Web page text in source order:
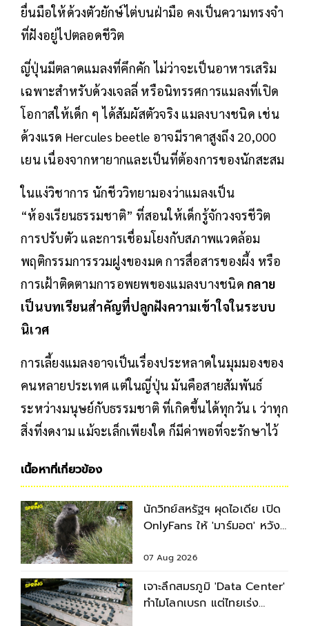
ยื่นมือให้ด้วงตัวยักษ์ไต่บนฝ่ามือ คงเป็นความทรงจำ
ที่ฝังอยู่ไปตลอดชีวิต
ญี่ปุ่นมีตลาดแมลงที่คึกคัก ไม่ว่าจะเป็นอาหารเสริม
เฉพาะสำหรับด้วงเจลลี่ หรือนิทรรศการแมลงที่เปิด
โอกาสให้เด็ก ๆ ได้สัมผัสตัวจริง แมลงบางชนิด เช่น
ด้วงแรด Hercules beetle อาจมีราคาสูงถึง 20,000
เยน เนื่องจากหายากและเป็นที่ต้องการของนักสะสม
ในแง่วิชาการ นักชีววิทยามองว่าแมลงเป็น
“ห้องเรียนธรรมชาติ” ที่สอนให้เด็กรู้จักวงจรชีวิต
การปรับตัว และการเชื่อมโยงกับสภาพแวดล้อม
พฤติกรรมการรวมฝูงของมด การสื่อสารของผึ้ง หรือ
การเฝ้าติดตามการอพยพของแมลงบางชนิด กลาย
เป็นบทเรียนสำคัญที่ปลูกฝังความเข้าใจในระบบ
นิเวศ
การเลี้ยงแมลงอาจเป็นเรื่องประหลาดในมุมมองของ
คนหลายประเทศ แต่ในญี่ปุ่น มันคือสายสัมพันธ์
ระหว่างมนุษย์กับธรรมชาติ ที่เกิดขึ้นได้ทุกวัน เ ว่าทุก
สิ่งที่งดงาม แม้จะเล็กเพียงใด ก็มีค่าพอที่จะรักษาไว้
เนื้อหาที่เกี่ยวข้อง
นักวิทย์สหรัฐฯ ผุดไอเดีย เปิด
OnlyFans ให้ 'มาร์มอต' หวัง
07 Aug 2026
เจาะลึกสมรภูมิ 'Data Center'
ทำไมโลกเบรก แต่ไทยเร่ง